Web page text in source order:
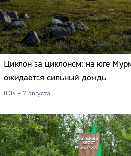
Циклон за циклоном: на юге
ожидается сильный дождь
8:34 – 7 августа